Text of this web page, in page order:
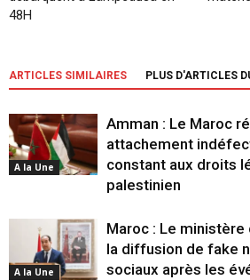
48H
ARTICLES SIMILAIRES PLUS D'ARTICLES
A la Une
Amman : Le Maroc
attachement
constant aux droits
palestinien
A la Une
Maroc : Le ministère
la diffusion de fake
sociaux après les